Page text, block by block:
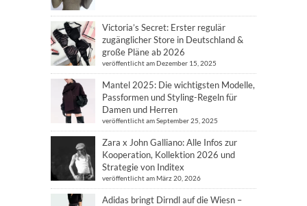
Victoria’s Secret: Erster regulär
zugänglicher Store in Deutschland &
große Pläne ab 2026
veröffentlicht am Dezember 15, 2025
Mantel 2025: Die wichtigsten Modelle,
Passformen und Styling-Regeln für
Damen und Herren
veröffentlicht am September 25, 2025
Zara x John Galliano: Alle Infos zur
Kooperation, Kollektion 2026 und
Strategie von Inditex
veröffentlicht am März 20, 2026
Adidas bringt Dirndl auf die Wiesn –